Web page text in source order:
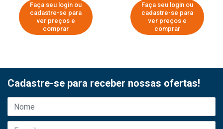
Faça seu login ou
cadastre-se para
ver preços e
comprar
Faça seu login ou
cadastre-se para
ver preços e
comprar
Cadastre-se para receber nossas ofertas!